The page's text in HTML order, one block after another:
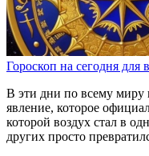
Гороскоп на сегодня для
В эти дни по всему миру
явление, которое
которой воздух стал в
других просто